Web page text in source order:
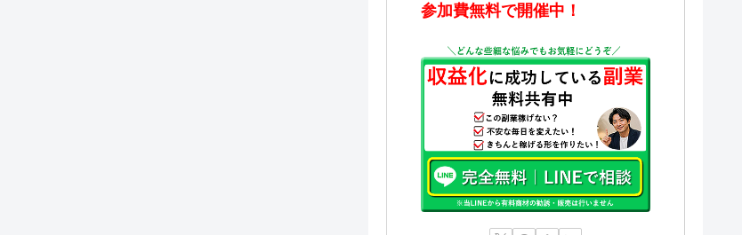
参加費無料で開催中！